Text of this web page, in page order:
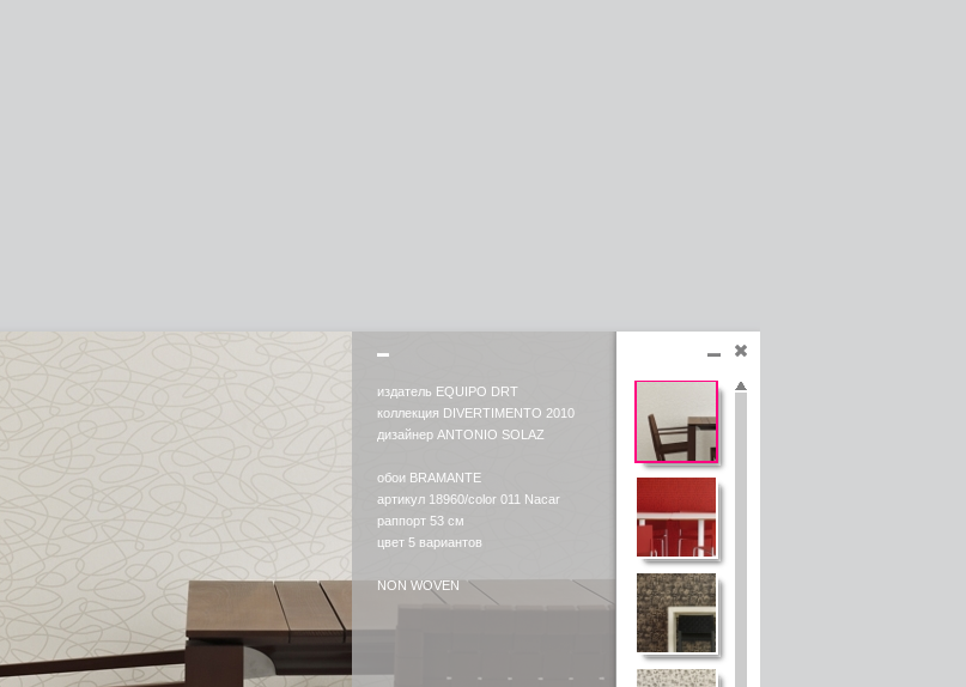
издатель EQUIPO DRT
коллекция DIVERTIMENTO 2010
дизайнер ANTONIO SOLAZ
обои BRAMANTE
артикул 18960/color 011 Nacar
раппорт 53 см
цвет 5 вариантов
NON WOVEN